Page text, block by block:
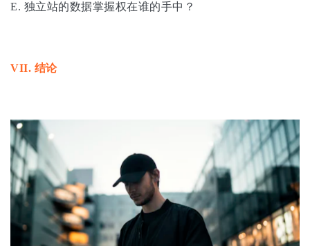
E. 独立站的数据掌握权在谁的手中？
VII. 结论